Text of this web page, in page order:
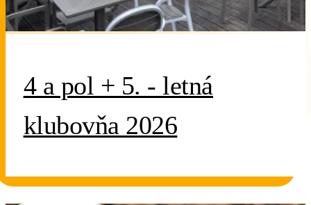
4 a pol + 5. - letná
klubovňa 2026